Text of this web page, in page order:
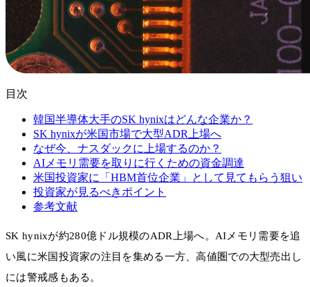
目次
韓国半導体大手のSK hynixはどんな企業か？
SK hynixが米国市場で大型ADR上場へ
なぜ今、ナスダックに上場するのか？
AIメモリ需要を取りに行くための資金調達
米国投資家に「HBM首位企業」として見てもらう狙い
投資家が見るべきポイント
参考文献
SK hynixが約280億ドル規模のADR上場へ。AIメモリ需要を追
い風に米国投資家の注目を集める一方、高値圏での大型売出し
には警戒感もある。